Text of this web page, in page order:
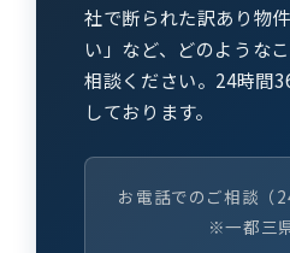
社で断られた訳あり物
い」など、どのような
相談ください。24時間
しております。
お電話でのご相談（
※一都三